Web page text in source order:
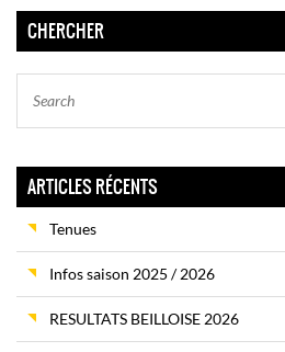
CHERCHER
ARTICLES RÉCENTS
Tenues
Infos saison 2025 / 2026
RESULTATS BEILLOISE 2026